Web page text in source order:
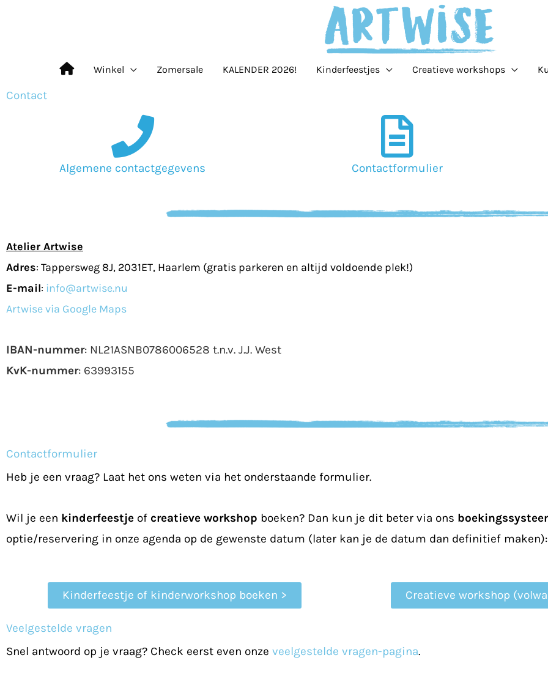
Winkel Zomersale KALENDER 2026! Kinderfeestjes Creatieve workshops
Contact
Algemene contactgegevens Contactformulier
Atelier Artwise
Adres: Tappersweg 8J, 2031ET, Haarlem (gratis parkeren en altijd voldoende plek!)
E-mail: info@artwise.nu
Artwise via Google Maps
IBAN-nummer: NL21ASNB0786006528 t.n.v. J.J. West
KvK-nummer: 63993155
Contactformulier
Heb je een vraag? Laat het ons weten via het onderstaande formulier.
Wil je een kinderfeestje of creatieve workshop boeken? Dan kun je dit beter via ons
optie/reservering in onze agenda op de gewenste datum (later kan je de datum dan definitief maken):
Kinderfeestje of kinderworkshop boeken > Creatieve workshop
Veelgestelde vragen
Snel antwoord op je vraag? Check eerst even onze veelgestelde vragen-pagina.